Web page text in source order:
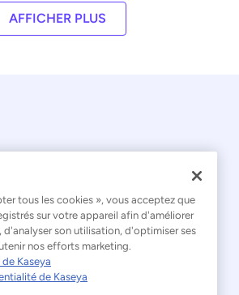
AFFICHER PLUS
Tous droits réservés.
Français
à l'esclavage moderne
tous les cookies », vous acceptez que
sur votre appareil afin d'améliorer
d'analyser son utilisation, d'optimiser ses
nos efforts marketing.
Kaseya
de Kaseya